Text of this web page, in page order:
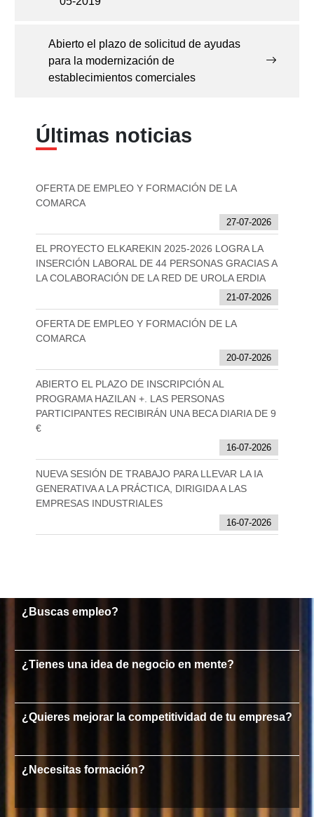
Abierto el plazo de solicitud de ayudas
para la modernización de
establecimientos comerciales
Últimas noticias
OFERTA DE EMPLEO Y FORMACIÓN DE LA
COMARCA
27-07-2026
EL PROYECTO ELKAREKIN 2025-2026 LOGRA LA
INSERCIÓN LABORAL DE 44 PERSONAS GRACIAS A
LA COLABORACIÓN DE LA RED DE UROLA ERDIA
21-07-2026
OFERTA DE EMPLEO Y FORMACIÓN DE LA
COMARCA
20-07-2026
ABIERTO EL PLAZO DE INSCRIPCIÓN AL
PROGRAMA HAZILAN +. LAS PERSONAS
PARTICIPANTES RECIBIRÁN UNA BECA DIARIA DE 9
€
16-07-2026
NUEVA SESIÓN DE TRABAJO PARA LLEVAR LA IA
GENERATIVA A LA PRÁCTICA, DIRIGIDA A LAS
EMPRESAS INDUSTRIALES
16-07-2026
¿Buscas empleo?
¿Tienes una idea de negocio en mente?
¿Quieres mejorar la competitividad de tu empresa?
¿Necesitas formación?